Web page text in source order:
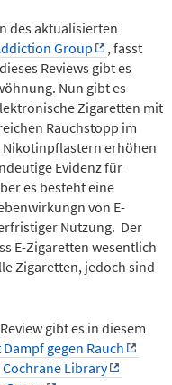
des aktualisierten
Group
, fasst
Reviews gibt es
Nun gibt es
Zigaretten mit
Rauchstopp im
erhöhen
Evidenz für
es besteht eine
von E-
Nutzung. Der
E-Zigaretten wesentlich
Zigaretten, jedoch sind
gibt es in diesem
Dampf gegen Rauch
Cochrane Library